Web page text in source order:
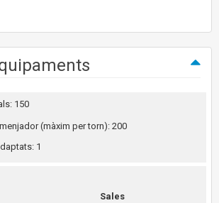
150
(màxim per torn): 200
1
Sales